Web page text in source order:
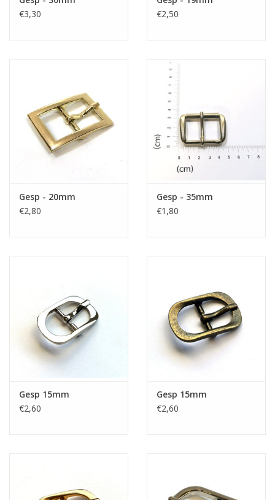
€3,30
€2,50
Gesp - 20mm
€2,80
Gesp - 35mm
€1,80
Gesp 15mm
€2,60
Gesp 15mm
€2,60